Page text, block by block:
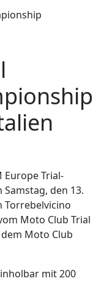
Europe Trial-
Samstag, den 13.
Torrebelvicino
Moto Club Trial
Moto Club
mit 200